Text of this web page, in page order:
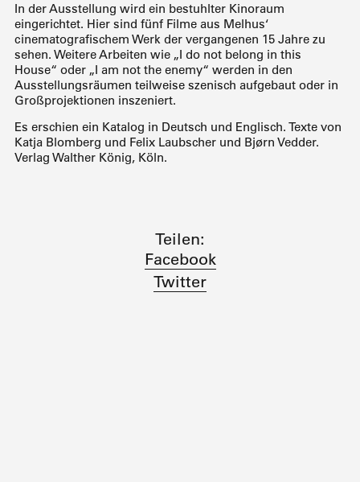
In der Ausstellung wird ein bestuhlter Kinoraum
eingerichtet. Hier sind fünf Filme aus Melhus‘
cinematografischem Werk der vergangenen 15 Jahre zu
sehen. Weitere Arbeiten wie „I do not belong in this
House“ oder „I am not the enemy“ werden in den
Ausstellungsräumen teilweise szenisch aufgebaut oder in
Großprojektionen inszeniert.
Es erschien ein Katalog in Deutsch und Englisch. Texte von
Katja Blomberg und Felix Laubscher und Bjørn Vedder.
Verlag Walther König, Köln.
Teilen:
Facebook
Twitter